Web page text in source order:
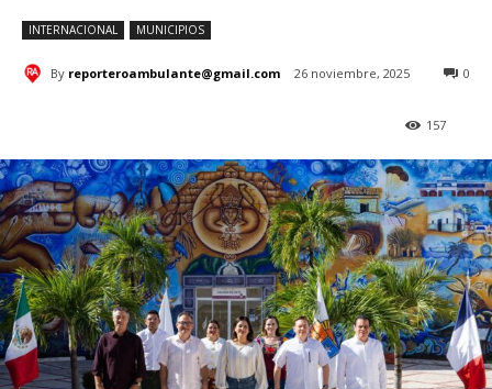
INTERNACIONAL MUNICIPIOS
By reporteroambulante@gmail.com 26 noviembre, 2025 0
157